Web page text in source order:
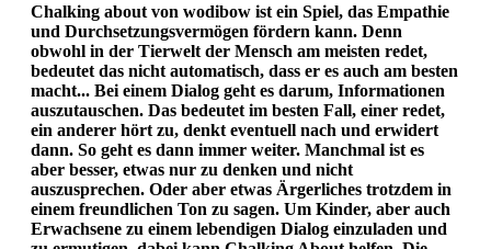
Chalking about von wodibow ist ein Spiel, das Empathie
und Durchsetzungsvermögen fördern kann. Denn
obwohl in der Tierwelt der Mensch am meisten redet,
bedeutet das nicht automatisch, dass er es auch am besten
macht... Bei einem Dialog geht es darum, Informationen
auszutauschen. Das bedeutet im besten Fall, einer redet,
ein anderer hört zu, denkt eventuell nach und erwidert
dann. So geht es dann immer weiter. Manchmal ist es
aber besser, etwas nur zu denken und nicht
auszusprechen. Oder aber etwas Ärgerliches trotzdem in
einem freundlichen Ton zu sagen. Um Kinder, aber auch
Erwachsene zu einem lebendigen Dialog einzuladen und